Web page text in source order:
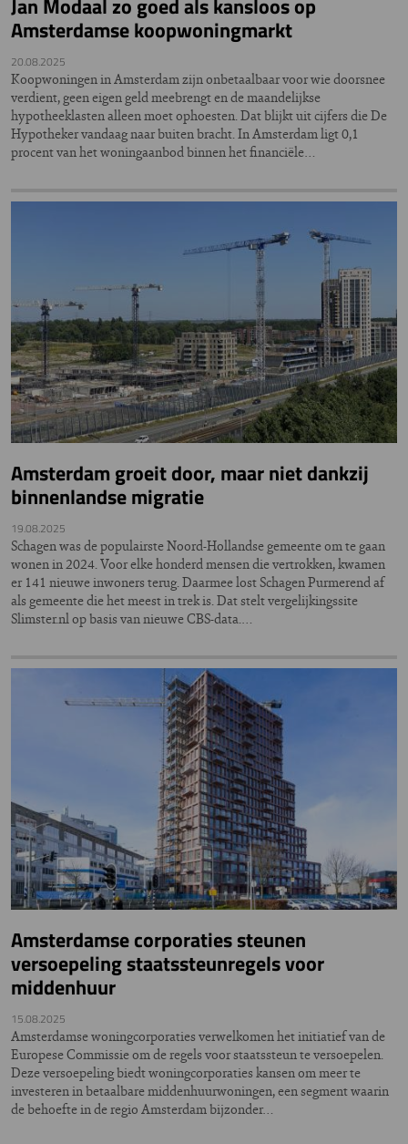
Jan Modaal zo goed als kansloos op
Amsterdamse koopwoningmarkt
20.08.2025
Koopwoningen in Amsterdam zijn onbetaalbaar voor wie doorsnee
verdient, geen eigen geld meebrengt en de maandelijkse
hypotheeklasten alleen moet ophoesten. Dat blijkt uit cijfers die De
Hypotheker vandaag naar buiten bracht. In Amsterdam ligt 0,1
procent van het woningaanbod binnen het financiële…
Amsterdam groeit door, maar niet dankzij
binnenlandse migratie
19.08.2025
Schagen was de populairste Noord-Hollandse gemeente om te gaan
wonen in 2024. Voor elke honderd mensen die vertrokken, kwamen
er 141 nieuwe inwoners terug. Daarmee lost Schagen Purmerend af
als gemeente die het meest in trek is. Dat stelt vergelijkingssite
Slimster.nl op basis van nieuwe CBS-data.…
Amsterdamse corporaties steunen
versoepeling staatssteunregels voor
middenhuur
15.08.2025
Amsterdamse woningcorporaties verwelkomen het initiatief van de
Europese Commissie om de regels voor staatssteun te versoepelen.
Deze versoepeling biedt woningcorporaties kansen om meer te
investeren in betaalbare middenhuurwoningen, een segment waarin
de behoefte in de regio Amsterdam bijzonder…